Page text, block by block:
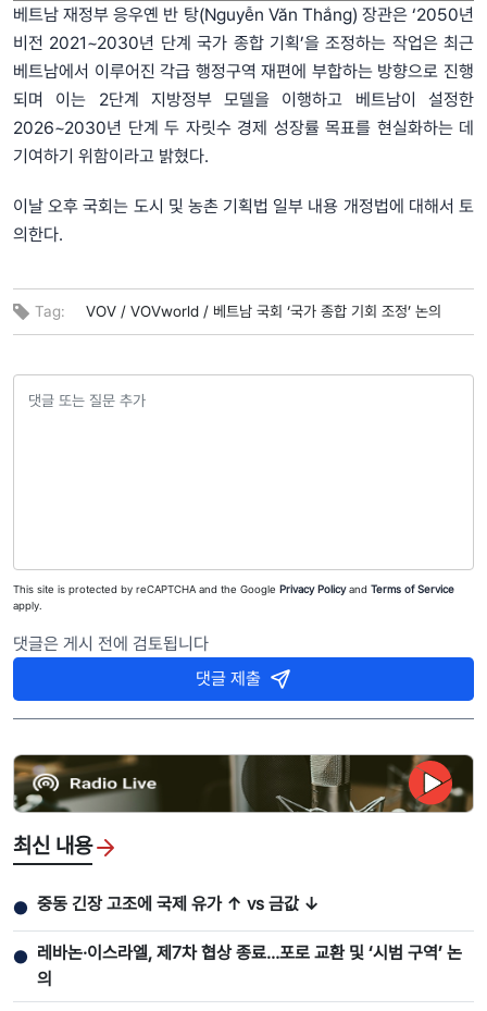
베트남 재정부 응우옌 반 탕(Nguyễn Văn Thắng) 장관은 ‘2050년
비전 2021~2030년 단계 국가 종합 기획’을 조정하는 작업은 최근
베트남에서 이루어진 각급 행정구역 재편에 부합하는 방향으로 진행
되며 이는 2단계 지방정부 모델을 이행하고 베트남이 설정한
2026~2030년 단계 두 자릿수 경제 성장률 목표를 현실화하는 데
기여하기 위함이라고 밝혔다.
이날 오후 국회는 도시 및 농촌 기획법 일부 내용 개정법에 대해서 토
의한다.
Tag: VOV / VOVworld / 베트남 국회 ‘국가 종합 기회 조정’ 논의
This site is protected by reCAPTCHA and the Google Privacy Policyand Terms of Service
apply.
댓글은 게시 전에 검토됩니다
댓글 제출
최신 내용
● 중동 긴장 고조에 국제 유가 ↑ vs 금값 ↓
● 레바논·이스라엘, 제7차 협상 종료…포로 교환 및 ‘시범 구역’ 논
의